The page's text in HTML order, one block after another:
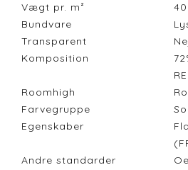
Vægt pr. m²
Bundvare
Transparent
Komposition
Roomhigh
Farvegruppe
Egenskaber
Andre standarder